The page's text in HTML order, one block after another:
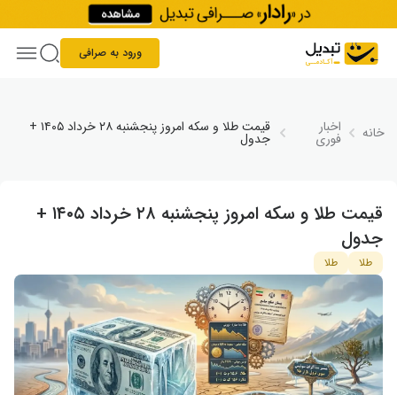
Skip to content
ورود به صرافی
خانه اخبار
فوری
قیمت طلا و سکه امروز پنجشنبه ۲۸ خرداد ۱۴۰۵ +
جدول
قیمت طلا و سکه امروز پنجشنبه ۲۸ خرداد ۱۴۰۵ +
جدول
طلا طلا